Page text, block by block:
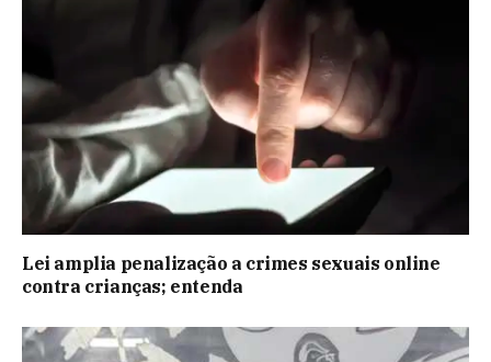
Lei amplia penalização a crimes sexuais online
contra crianças; entenda